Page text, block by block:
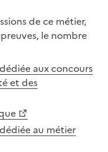
de ce métier,
le nombre
aux concours
et des
au métier